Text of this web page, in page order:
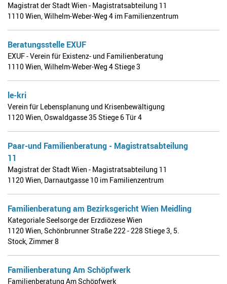
Magistrat der Stadt Wien - Magistratsabteilung 11
1110 Wien,Wilhelm-Weber-Weg 4 im Familienzentrum
Beratungsstelle EXUF
EXUF - Verein für Existenz- und Familienberatung
1110 Wien,Wilhelm-Weber-Weg 4 Stiege 3
le-kri
Verein für Lebensplanung und Krisenbewältigung
1120 Wien,Oswaldgasse 35 Stiege 6 Tür 4
Paar-und Familienberatung - Magistratsabteilung
11
Magistrat der Stadt Wien - Magistratsabteilung 11
1120 Wien, Darnautgasse 10 im Familienzentrum
Familienberatung am Bezirksgericht Wien Meidling
Kategoriale Seelsorge der Erzdiözese Wien
1120 Wien,Schönbrunner Straße 222 - 228 Stiege 3, 5.
Stock, Zimmer 8
Familienberatung Am Schöpfwerk
Familienberatung Am Schöpfwerk